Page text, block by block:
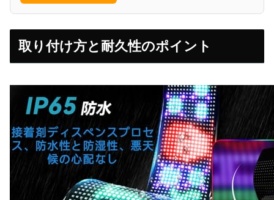
取り付け方と耐久性のポイント